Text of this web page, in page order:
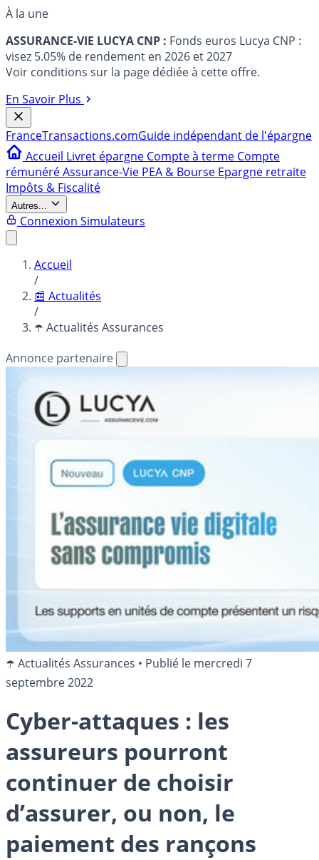
À la une
ASSURANCE-VIE LUCYA CNP : Fonds euros Lucya CNP :
visez 5.05% de rendement en 2026 et 2027
Voir conditions sur la page dédiée à cette offre.
En Savoir Plus
FranceTransactions.comGuide indépendant de l'épargne
Accueil Livret épargne Compte à terme Compte
rémunéréAssurance-Vie PEA & Bourse Epargne retraite
Impôts & Fiscalité
Autres...
Connexion Simulateurs
Accueil
/
📰 Actualités
/
☂️ Actualités Assurances
Annonce partenaire
☂️ Actualités Assurances • Publié le mercredi 7
septembre 2022
Cyber-attaques : les
assureurs pourront
continuer de choisir
d’assurer, ou non, le
paiement des rançons